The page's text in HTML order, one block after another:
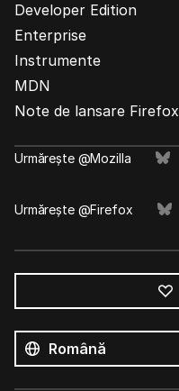
Developer Edition
Enterprise
Instrumente
MDN
Note de lansare Firefox
Urmărește @Mozilla
Urmărește @Firefox
limbile
Limbă